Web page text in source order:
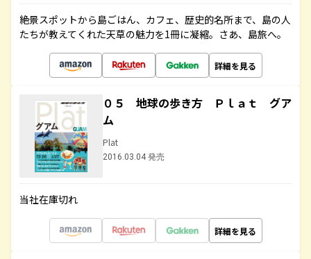
絶景スポットから島ごはん、カフェ、歴史的名所まで、島の人
たちが教えてくれた天草の魅力を1冊に凝縮。さあ、島旅へ。
詳細を見る
０５ 地球の歩き方 Ｐｌａｔ グア
ム
Plat
2016.03.04 発売
当社在庫切れ
詳細を見る